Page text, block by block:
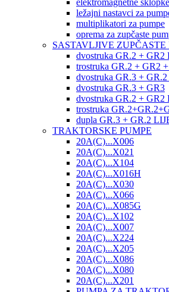
elektromagnetne sklopke
ležajni nastavci za
multiplikatori za pumpe
oprema za zupčaste
SASTAVLJIVE ZUPČASTE
dvostruka GR.2 + GR2
trostruka GR.2 + GR2
dvostruka GR.3 +
dvostruka GR.3 + GR3
dvostruka GR.2 + GR2
trostruka
dupla GR.3 + GR.2
TRAKTORSKE PUMPE
20A(C)...X006
20A(C)...X021
20A(C)...X104
20A(C)...X016H
20A(C)...X030
20A(C)...X066
20A(C)...X085G
20A(C)...X102
20A(C)...X007
20A(C)...X224
20A(C)...X205
20A(C)...X086
20A(C)...X080
20A(C)...X201